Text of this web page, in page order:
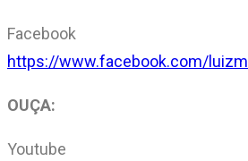
Facebook
https://www.facebook.com/luizm
OUÇA:
Youtube